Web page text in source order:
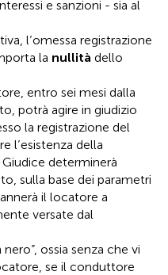
e sanzioni - sia al
l’omessa registrazione
la nullità dello
entro sei mesi dalla
potrà agire in giudizio
la registrazione del
l’esistenza della
determinerà
sulla base dei parametri
il locatore a
versate dal
ossia senza che vi
se il conduttore